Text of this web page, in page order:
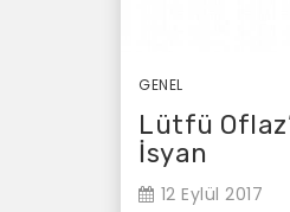
GENEL
Lütfü
İsyan
12 Eylül 2017